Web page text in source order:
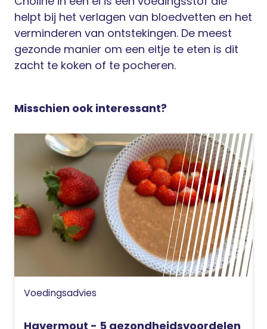
helpt bij het verlagen van bloedvetten en het
verminderen van ontstekingen. De meest
gezonde manier om een eitje te eten is dit
zacht te koken of te pocheren.
Misschien ook interessant?
Voedingsadvies
Havermout - 5 gezondheidsvoordelen